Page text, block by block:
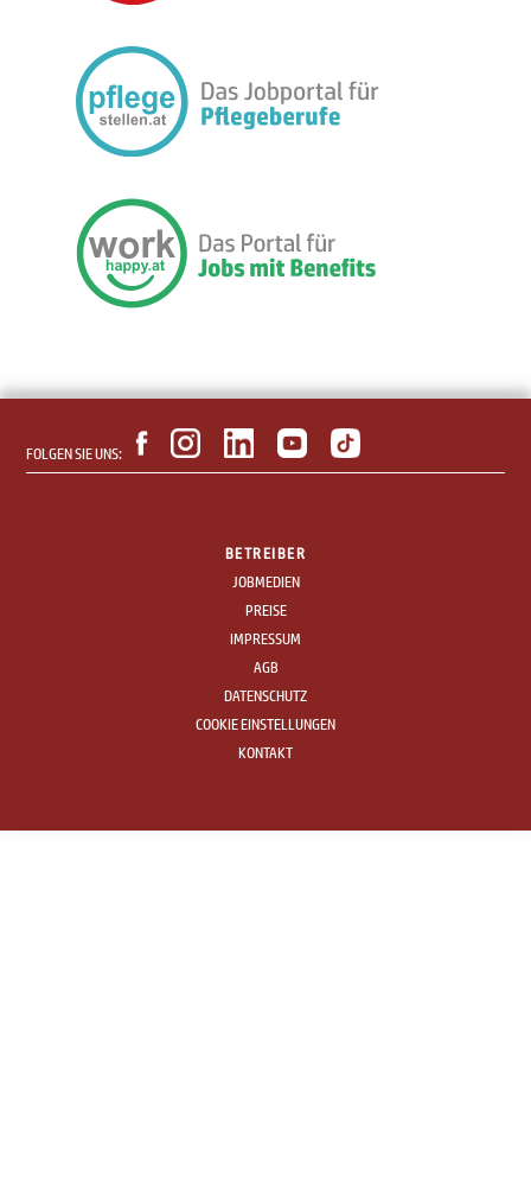
FOLGEN SIE UNS:
BETREIBER
JOBMEDIEN
PREISE
IMPRESSUM
AGB
DATENSCHUTZ
COOKIE EINSTELLUNGEN
KONTAKT